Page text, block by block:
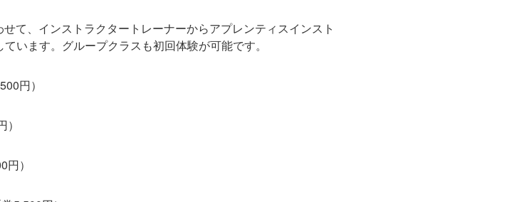
て、インストラクタートレーナーからアプレンティスインスト
います。グループクラスも初回体験が可能です。
円）
）